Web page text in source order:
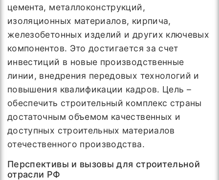
цемента, металлоконструкций,
изоляционных материалов, кирпича,
железобетонных изделий и других ключевых
компонентов. Это достигается за счет
инвестиций в новые производственные
линии, внедрения передовых технологий и
повышения квалификации кадров. Цель –
обеспечить строительный комплекс страны
достаточным объемом качественных и
доступных строительных материалов
отечественного производства.
Перспективы и вызовы для строительной
отрасли РФ